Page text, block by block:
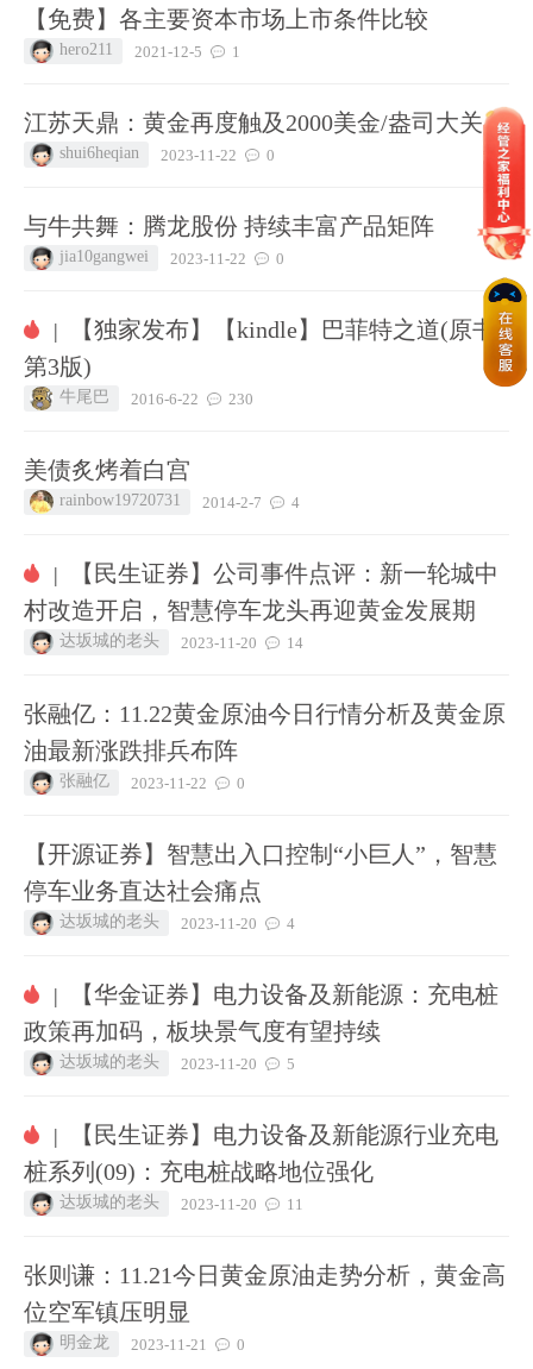
【免费】各主要资本市场上市条件比较
hero211 2021-12-5 1
江苏天鼎：黄金再度触及2000美金/盎司大关
shui6heqian 2023-11-22 0
与牛共舞：腾龙股份 持续丰富产品矩阵
jia10gangwei 2023-11-22 0
|
【独家发布】【kindle】巴菲特之道(原书
第3版)
牛尾巴 2016-6-22 230
美债炙烤着白宫
rainbow19720731 2014-2-7 4
|
【民生证券】公司事件点评：新一轮城中
村改造开启，智慧停车龙头再迎黄金发展期
达坂城的老头 2023-11-20 14
张融亿：11.22黄金原油今日行情分析及黄金原
油最新涨跌排兵布阵
张融亿 2023-11-22 0
【开源证券】智慧出入口控制“小巨人”，智慧
停车业务直达社会痛点
达坂城的老头 2023-11-20 4
|
【华金证券】电力设备及新能源：充电桩
政策再加码，板块景气度有望持续
达坂城的老头 2023-11-20 5
|
【民生证券】电力设备及新能源行业充电
桩系列(09)：充电桩战略地位强化
达坂城的老头 2023-11-20 11
张则谦：11.21今日黄金原油走势分析，黄金高
位空军镇压明显
明金龙 2023-11-21 0